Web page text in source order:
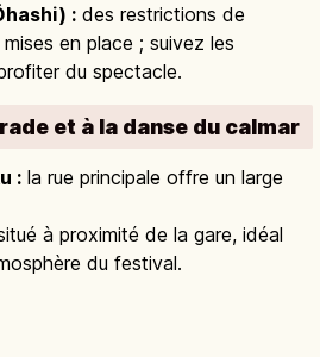
: des restrictions de
en place ; suivez les
du spectacle.
et à la danse du calmar
: la rue principale offre un large
à proximité de la gare, idéal
du festival.